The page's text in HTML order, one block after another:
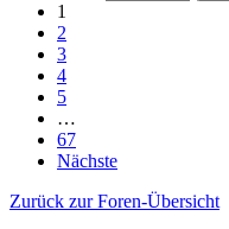
1
2
3
4
5
…
67
Nächste
Zurück zur Foren-Übersicht